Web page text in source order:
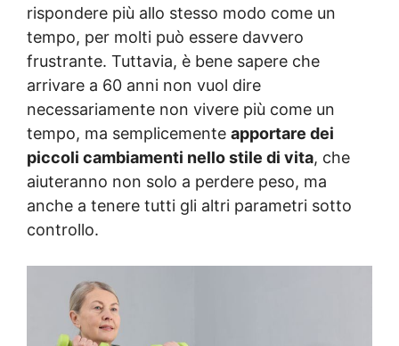
rispondere più allo stesso modo come un
tempo, per molti può essere davvero
frustrante. Tuttavia, è bene sapere che
arrivare a 60 anni non vuol dire
necessariamente non vivere più come un
tempo, ma semplicemente apportare dei
piccoli cambiamenti nello stile di vita, che
aiuteranno non solo a perdere peso, ma
anche a tenere tutti gli altri parametri sotto
controllo.